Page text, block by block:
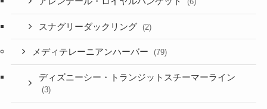
スナグリーダックリング (2)
メディテレーニアンハーバー (79)
ディズニーシー・トランジットスチーマーライン
(3)